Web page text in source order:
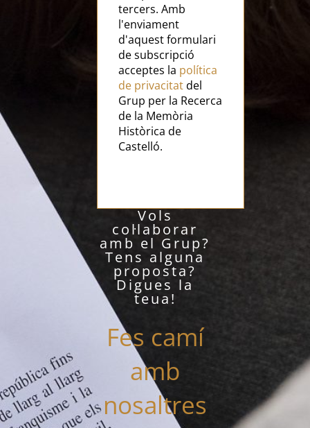
tercers. Amb
l'enviament
d'aquest formulari
de subscripció
acceptes la política
de privacitatdel
Grup per la Recerca
de la Memòria
Històrica de
Castelló.
Vols
col·laborar
amb el Grup?
Tens alguna
proposta?
Digues la
teua!
Fes camí
amb
nosaltres